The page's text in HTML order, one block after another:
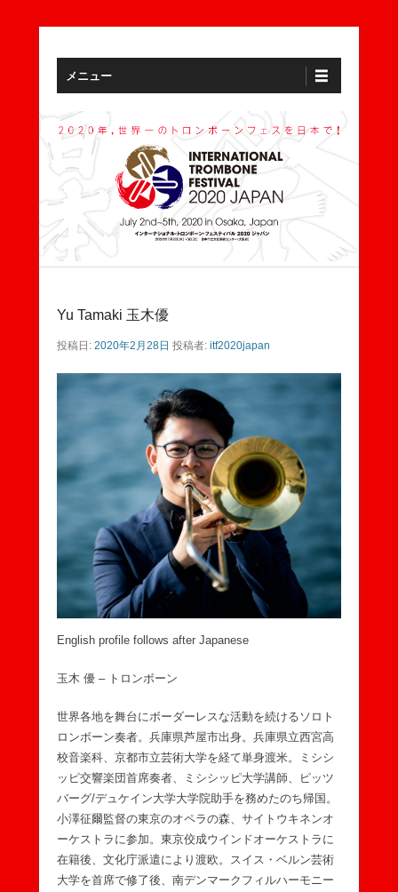
ITF2020JAPAN
メインメニュー
コンテンツへスキップ
メニュー
Yu Tamaki 玉木優
投稿日: 2020年2月28日 投稿者: itf2020japan
English profile follows after Japanese
玉木 優 – トロンボーン
世界各地を舞台にボーダーレスな活動を続けるソロト
ロンボーン奏者。兵庫県芦屋市出身。兵庫県立西宮高
校音楽科、京都市立芸術大学を経て単身渡米。ミシシ
ッピ交響楽団首席奏者、ミシシッピ大学講師、ピッツ
バーグ/デュケイン大学大学院助手を務めたのち帰国。
小澤征爾監督の東京のオペラの森、サイトウキネンオ
ーケストラに参加。東京佼成ウインドオーケストラに
在籍後、文化庁派遣により渡欧。スイス・ベルン芸術
大学を首席で修了後、南デンマークフィルハーモニー